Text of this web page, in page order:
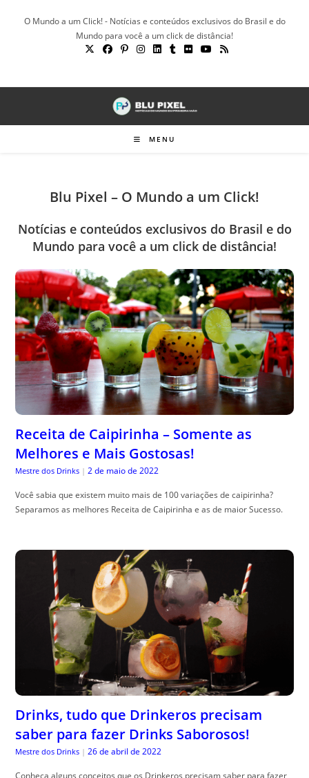
O Mundo a um Click! - Notícias e conteúdos exclusivos do Brasil e do
Mundo para você a um click de distância!
MENU
Blu Pixel – O Mundo a um Click!
Notícias e conteúdos exclusivos do Brasil e do
Mundo para você a um click de distância!
Receita de Caipirinha – Somente as
Melhores e Mais Gostosas!
Mestre dos Drinks | 2 de maio de 2022
Você sabia que existem muito mais de 100 variações de caipirinha?
Separamos as melhores Receita de Caipirinha e as de maior Sucesso.
Drinks, tudo que Drinkeros precisam
saber para fazer Drinks Saborosos!
Mestre dos Drinks | 26 de abril de 2022
Conheça alguns conceitos que os Drinkeros precisam saber para fazer